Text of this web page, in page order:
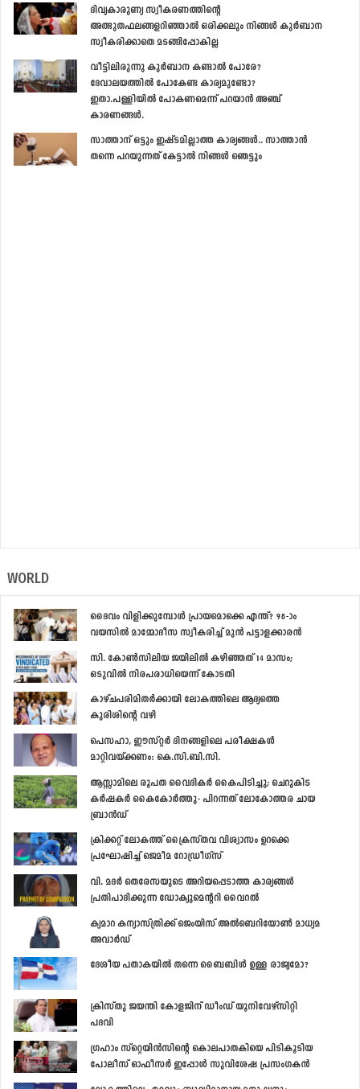
ദിവ്യകാരുണ്യ സ്വീകരണത്തിന്‍റെ
അത്ഭുതഫലങ്ങളറിഞ്ഞാല്‍ ഒരിക്കലും നിങ്ങള്‍ കുര്‍ബാന
സ്വീകരിക്കാതെ മടങ്ങിപ്പോകില്ല
വീട്ടിലിരുന്നു കുര്‍ബാന കണ്ടാല്‍ പോരേ?
ദേവാലയത്തില്‍ പോകേണ്ട കാര്യമുണ്ടോ?
ഇതാ.പള്ളിയില്‍ പോകണമെന്ന് പറയാന്‍ അഞ്ച്
കാരണങ്ങള്‍.
സാത്താന് ഒട്ടും ഇഷ്ടമില്ലാത്ത കാര്യങ്ങള്‍.. സാത്താന്‍
തന്നെ പറയുന്നത് കേട്ടാല്‍ നിങ്ങള്‍ ഞെട്ടും
WORLD
ദൈവം വിളിക്കുമ്പോള്‍ പ്രായമൊക്കെ എന്ത്? 98-ാം
വയസില്‍ മാമ്മോദീസ സ്വീകരിച്ച് മുന്‍ പട്ടാളക്കാരന്‍
സി. കോണ്‍സിലിയ ജയിലില്‍ കഴിഞ്ഞത് 14 മാസം;
ഒടുവില്‍ നിരപരാധിയെന്ന് കോടതി
കാഴ്ചപരിമിതര്‍ക്കായി ലോകത്തിലെ ആദ്യത്തെ
കുരിശിന്‍റെ വഴി
പെസഹാ, ഈസ്റ്റര്‍ ദിനങ്ങളിലെ പരീക്ഷകള്‍
മാറ്റിവയ്ക്കണം: കെ.സി.ബി.സി.
ആസ്സാമിലെ രൂപത വൈദികര്‍ കൈപിടിച്ചു; ചെറുകിട
കര്‍ഷകര്‍ കൈകോര്‍ത്തു- പിറന്നത് ലോകോത്തര ചായ
ബ്രാന്‍ഡ്
ക്രിക്കറ്റ് ലോകത്ത് ക്രൈസ്തവ വിശ്വാസം ഉറക്കെ
പ്രഘോഷിച്ച് ജെമീമ റോഡ്രീഗ്സ്
വി. മദര്‍ തെരേസയുടെ അറിയപ്പെടാത്ത കാര്യങ്ങള്‍
പ്രതിപാദിക്കുന്ന ഡോക്യുമെന്‍ററി വൈറല്‍
ക്യമാറ കന്യാസ്ത്രിക്ക് ജെംയിസ് അല്‍ബെറിയോണ്‍ മാധ്യമ
അവാര്‍ഡ്
ദേശീയ പതാകയില്‍ തന്നെ ബൈബിള്‍ ഉള്ള രാജ്യമോ?
ക്രിസ്തു ജയന്തി കോളജിന് ഡീംഡ് യൂനിവേഴ്‌സിറ്റി
പദവി
ഗ്രഹാം സ്‌റ്റെയിന്‍സിന്റെ കൊലപാതകിയെ പിടികൂടിയ
പോലീസ് ഓഫീസര്‍ ഇപ്പോള്‍ സുവിശേഷ പ്രസംഗകന്‍